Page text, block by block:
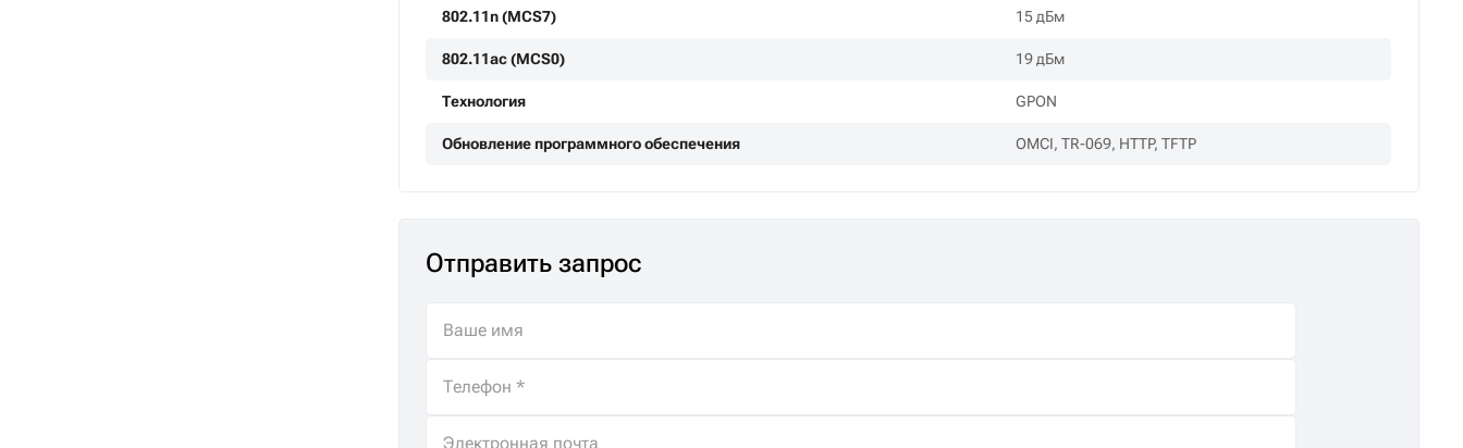
802.11n (MCS7) 15 дБм
802.11ac (MCS0) 19 дБм
Технология GPON
Обновление программного обеспечения OMCI, TR-069, HTTP, TFTP
Отправить запрос